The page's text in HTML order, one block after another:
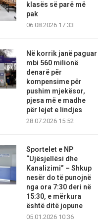
klasës së parë më
pak
06.08.2026 17:33
Në korrik janë paguar
mbi 560 milionë
denarë për
kompensime për
pushim mjekësor,
pjesa më e madhe
për lejet e lindjes
28.07.2026 15:52
Sportelet e NP
“Ujësjellësi dhe
Kanalizimi” – Shkup
nesër do të punojnë
nga ora 7:30 deri në
15:30, e mërkura
është ditë jopune
05.01.2026 10:36